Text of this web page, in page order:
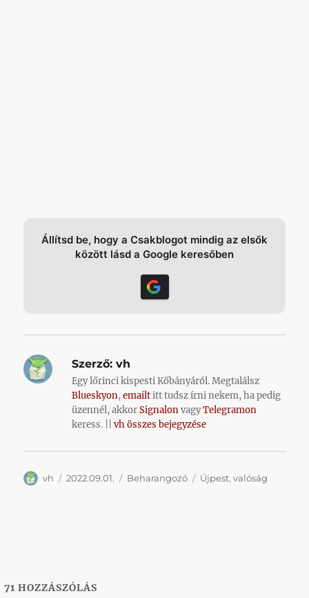
Állítsd be, hogy a Csakblogot mindig az elsők
között lásd a Google keresőben
Szerző: vh
Egy lőrinci kispesti Kőbányáról. Megtalálsz
Blueskyon,emailtitt tudsz írni nekem, ha pedig
üzennél, akkorSignalonvagyTelegramon
keress. ||vh összes bejegyzése
Szerző
vh Közzétéve
2022.09.01. Kategória
Beharangozó Címke
Újpest,valóság
71 HOZZÁSZÓLÁS